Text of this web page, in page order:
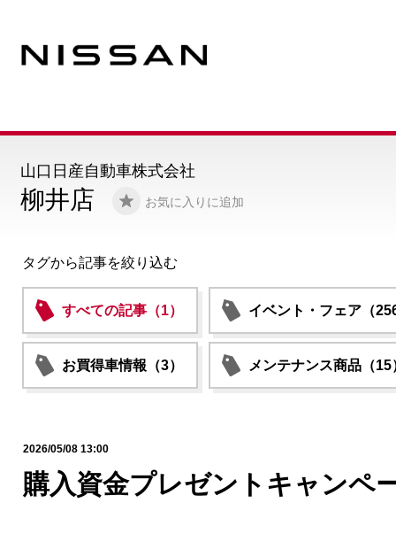
柳井店 お気に入りに追加
山口日産自動車株式会社
タグから記事を絞り込む
すべての記事（1） イベント・フェア（
お買得車情報（3） メンテナンス商品（15
2026/05/08 13:00
購入資金プレゼントキャンペ